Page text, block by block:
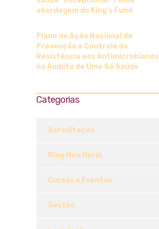
abordagem do King’s Fund
Plano de Ação Nacional de
Prevenção e Controle da
Resistência aos Antimicrobianos
no Âmbito de Uma Só Saúde
Categorias
Acreditação
Blog Meu Herói
Cursos e Eventos
Gestão